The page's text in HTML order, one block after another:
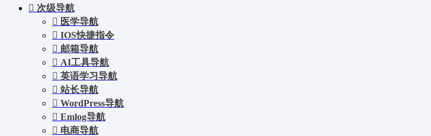
次级导航
医学导航
IOS快捷指令
邮箱导航
AI工具导航
英语学习导航
站长导航
WordPress导航
Emlog导航
电商导航